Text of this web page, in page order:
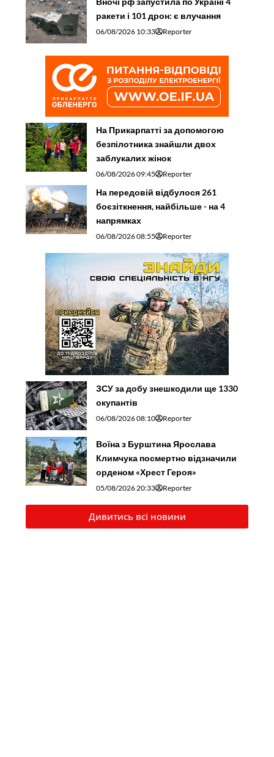
ракети і 101 дрон: є влучання
06/08/2026 10:33 Reporter
На Прикарпатті за допомогою
безпілотника знайшли двох
заблукалих жінок
06/08/2026 09:45 Reporter
На передовій відбулося 261
боєзіткнення, найбільше - на 4
напрямках
06/08/2026 08:55 Reporter
ЗСУ за добу знешкодили ще 1330
окупантів
06/08/2026 08:10 Reporter
Воїна з Бурштина Ярослава
Климчука посмертно відзначили
орденом «Хрест Героя»
05/08/2026 20:33 Reporter
Дивитись всі новини